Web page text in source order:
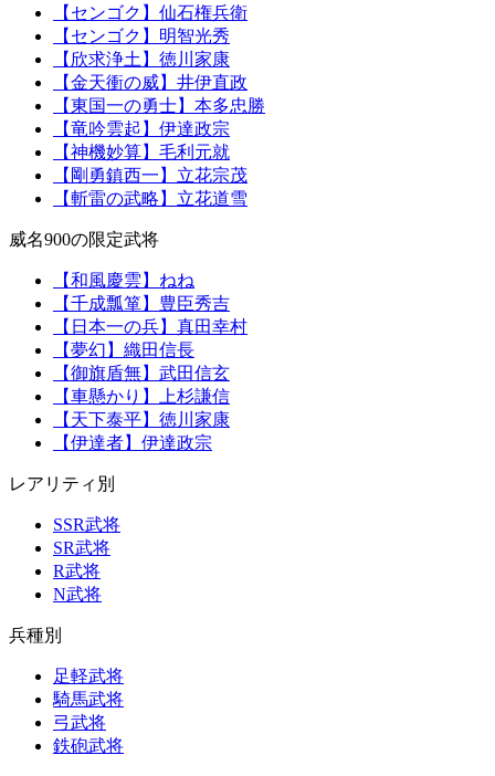
【センゴク】仙石権兵衛
【センゴク】明智光秀
【欣求浄土】徳川家康
【金天衝の威】井伊直政
【東国一の勇士】本多忠勝
【竜吟雲起】伊達政宗
【神機妙算】毛利元就
【剛勇鎮西一】立花宗茂
【斬雷の武略】立花道雪
威名900の限定武将
【和風慶雲】ねね
【千成瓢箪】豊臣秀吉
【日本一の兵】真田幸村
【夢幻】織田信長
【御旗盾無】武田信玄
【車懸かり】上杉謙信
【天下泰平】徳川家康
【伊達者】伊達政宗
レアリティ別
SSR武将
SR武将
R武将
N武将
兵種別
足軽武将
騎馬武将
弓武将
鉄砲武将